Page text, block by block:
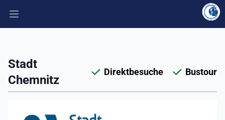
Hauptmenü öffnen
Stadt
Chemnitz
Direktbesuche Bustour